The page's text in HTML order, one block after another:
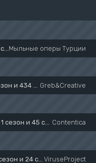
1 сезон и 416 серияМыльные оперы Турции
1 сезон и 434 серия Greb&Creative
1 сезон и 45 серия Contentica
3 сезон и 24 серия ViruseProject